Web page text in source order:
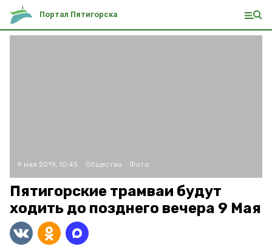
Портал Пятигорска
9 мая 2019, 10:45 Общество Фото:
Пятигорские трамваи будут
ходить до позднего вечера 9 Мая